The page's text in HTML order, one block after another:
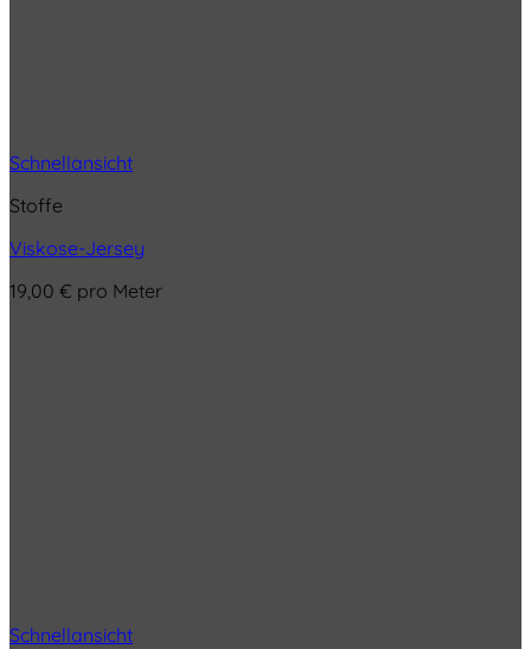
Schnellansicht
Stoffe
Viskose-Jersey
19,00 € pro Meter
Schnellansicht